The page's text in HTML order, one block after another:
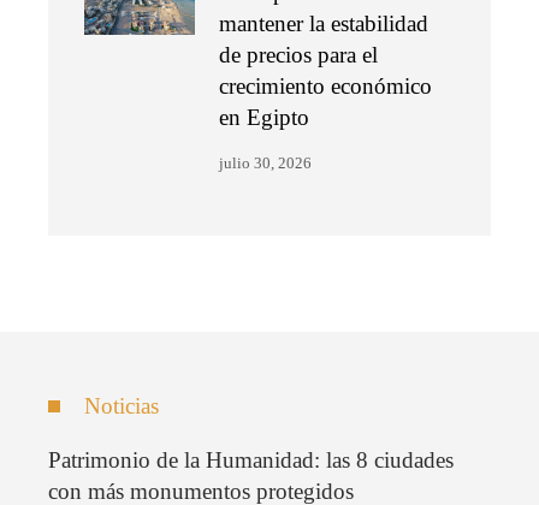
mantener la estabilidad
de precios para el
crecimiento económico
en Egipto
julio 30, 2026
Noticias
Patrimonio de la Humanidad: las 8 ciudades
con más monumentos protegidos